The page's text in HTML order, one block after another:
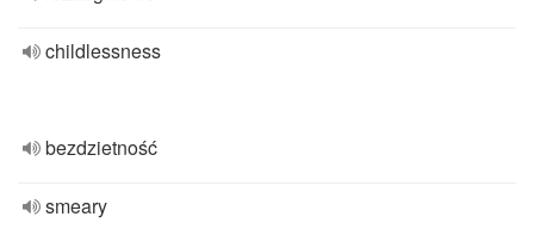
childlessness
bezdzietność
smeary